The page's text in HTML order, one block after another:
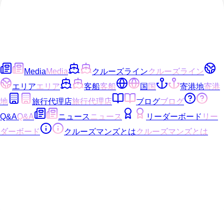
MediaMedia クルーズラインクルーズライン
エリアエリア 客船客船 国国 寄港地寄港
地
旅行代理店旅行代理店 ブログブログ
Q&AQ&A ニュース ニュース リーダーボード リー
ダーボード
クルーズマンズとはクルーズマンズとは